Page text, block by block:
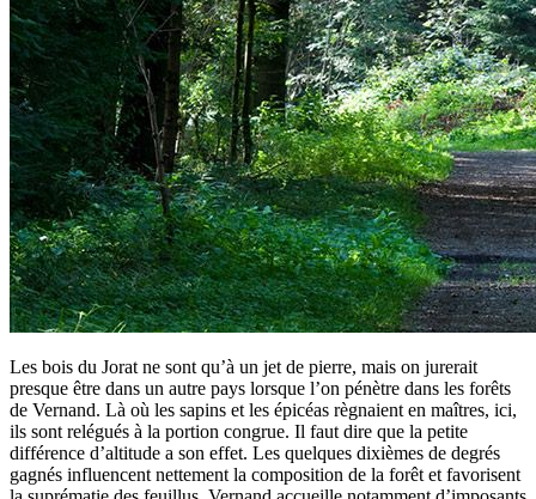
Les bois du Jorat ne sont qu’à un jet de pierre, mais on jurerait
presque être dans un autre pays lorsque l’on pénètre dans les forêts
de Vernand. Là où les sapins et les épicéas règnaient en maîtres, ici,
ils sont relégués à la portion congrue. Il faut dire que la petite
différence d’altitude a son effet. Les quelques dixièmes de degrés
gagnés influencent nettement la composition de la forêt et favorisent